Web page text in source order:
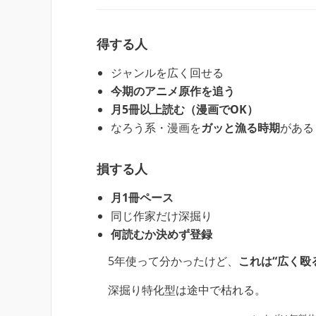
得する人
ジャンルを広く回せる
今期のアニメ原作を追う
月5冊以上読む（漫画でOK）
なろう系・漫画をガッと漁る時期がある
損する人
月1冊ペース
同じ作家だけ深掘り
何読むか決めず登録
5年使って分かったけど、 これは“広く殴
深掘り特化型は途中で枯れる。